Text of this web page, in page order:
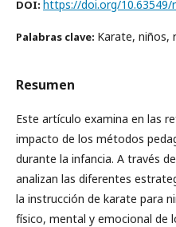
DOI: https://doi.org/10.63549/
Palabras clave: Karate, niños,
Resumen
Este artículo examina en las
impacto de los métodos
durante la infancia. A través
analizan las diferentes
la instrucción de karate para
físico, mental y emocional de